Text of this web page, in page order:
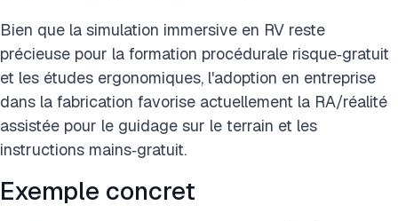
Bien que la simulation immersive en RV reste
précieuse pour la formation procédurale risque‑gratuit
et les études ergonomiques, l'adoption en entreprise
dans la fabrication favorise actuellement la RA/réalité
assistée pour le guidage sur le terrain et les
instructions mains‑gratuit.
Exemple concret